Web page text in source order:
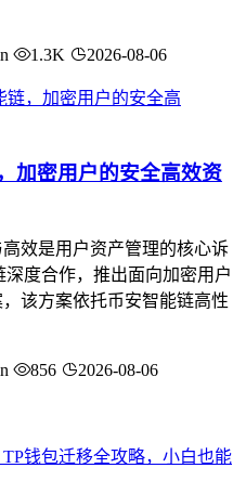
1.3K 2026-08-06
加密用户的安全高效资
效是用户资产管理的核心诉
度合作，推出面向加密用户
该方案依托币安智能链高性
856 2026-08-06